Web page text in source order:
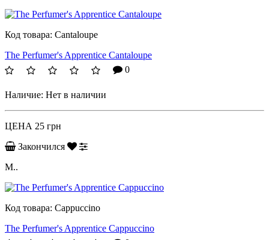
Код товара: Cantaloupe
The Perfumer's Apprentice Cantaloupe
0
Наличие: Нет в наличии
ЦЕНА 25 грн
Закончился
М..
Код товара: Cappuccino
The Perfumer's Apprentice Cappuccino